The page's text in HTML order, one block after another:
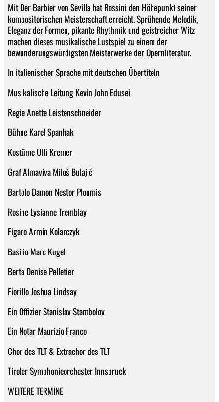
Mit Der Barbier von Sevilla hat Rossini den Höhepunkt seiner
kompositorischen Meisterschaft erreicht. Sprühende Melodik,
Eleganz der Formen, pikante Rhythmik und geistreicher Witz
machen dieses musikalische Lustspiel zu einem der
bewunderungswürdigsten Meisterwerke der Opernliteratur.
In italienischer Sprache mit deutschen Übertiteln
Musikalische Leitung Kevin John Edusei
Regie Anette Leistenschneider
Bühne Karel Spanhak
Kostüme Ulli Kremer
Graf Almaviva Miloš Bulajić
Bartolo Damon Nestor Ploumis
Rosine Lysianne Tremblay
Figaro Armin Kolarczyk
Basilio Marc Kugel
Berta Denise Pelletier
Fiorillo Joshua Lindsay
Ein Offizier Stanislav Stambolov
Ein Notar Maurizio Franco
Chor des TLT & Extrachor des TLT
Tiroler Symphonieorchester Innsbruck
WEITERE TERMINE